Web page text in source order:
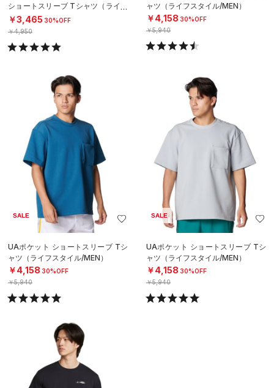
ショートスリーブ Tシャツ（ライフ
スタイル/MEN）
￥3,465 30%OFF
￥4,950
ャツ（ライフスタイル/MEN）
￥4,158 30%OFF
￥5,940
SALE
UAポケット ショートスリーブ Tシ
ャツ（ライフスタイル/MEN）
￥4,158 30%OFF
￥5,940
SALE
UAポケット ショートスリーブ Tシ
ャツ（ライフスタイル/MEN）
￥4,158 30%OFF
￥5,940